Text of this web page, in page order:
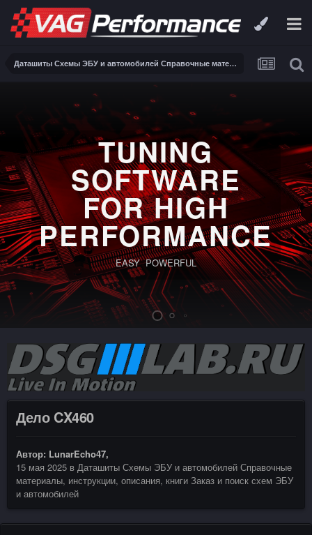
Даташиты Схемы ЭБУ и автомобилей Справочные материалы, инструкции, описания, книги Заказ и поиск схем ЭБУ и автомобилей
TUNING
SOFTWARE
FOR HIGH
PERFORMANCE
EASY POWERFUL
Дело CX460
Автор: LunarEcho47,
15 мая 2025 в Даташиты Схемы ЭБУ и автомобилей Справочные
материалы, инструкции, описания, книги Заказ и поиск схем ЭБУ
и автомобилей